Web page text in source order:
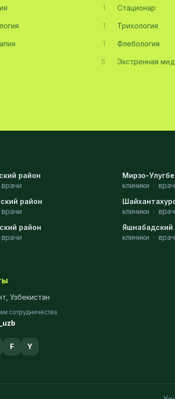
1 Стационар
1 Трихология
1 Флебология
5 Экстренная
район
врачи
Мирзо-
клиники ·
район
врачи
клиники ·
район
врачи
Яшнабадский
клиники ·
Узбекистан
сотрудничества
F Y